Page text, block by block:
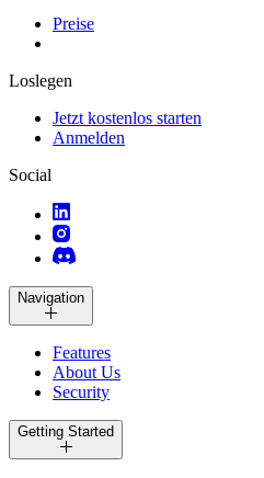
Preise
Loslegen
Jetzt kostenlos starten
Anmelden
Social
Navigation
Features
About Us
Security
Getting Started